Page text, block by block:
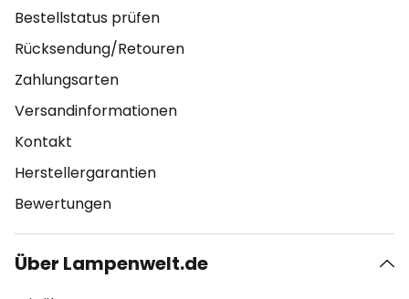
Bestellstatus prüfen
Rücksendung/Retouren
Zahlungsarten
Versandinformationen
Kontakt
Herstellergarantien
Bewertungen
Über Lampenwelt.de